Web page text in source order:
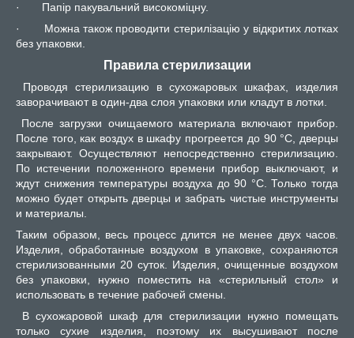
·
Папір пакувальний високоміцну.
·
Можна також проводити стерилізацію у відкритих лотках
без упаковки.
Правила стерилизации
Проводя стерилизацию в сухожаровых шкафах, изделия
заворачивают в один-два слоя упаковки или кладут в лотки.
После загрузки очищаемого материала включают прибор.
После того, как воздух в шкафу прогреется до 90 °С, дверцы
закрывают. Осуществляют непосредственно стерилизацию.
По истечении положенного времени прибор выключают, и
ждут снижения температуры воздуха до 90 °С. Только тогда
можно будет открыть дверцы и забрать чистые инструменты
и материалы.
Таким образом, весь процесс длится не менее двух часов.
Изделия, обработанные воздухом в упаковке, сохраняются
стерилизованными 20 суток. Изделия, очищенные воздухом
без упаковки, нужно поместить на «стерильный стол» и
использовать в течение рабочей смены.
В сухожаровой шкаф для стерилизации нужно помещать
только сухие изделия, поэтому их высушивают после